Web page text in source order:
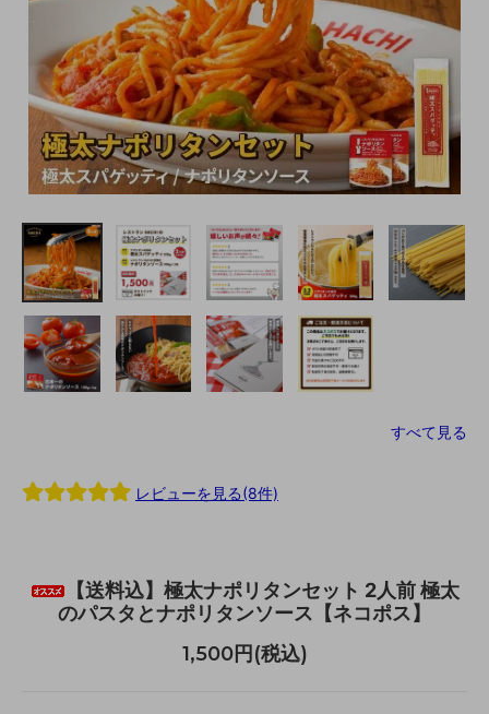
すべて見る
レビューを見る(8件)
【送料込】極太ナポリタンセット 2人前 極太
のパスタとナポリタンソース【ネコポス】
1,500円(税込)